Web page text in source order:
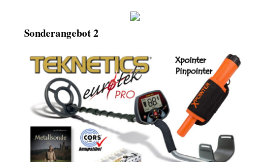
Sonderangebot 2